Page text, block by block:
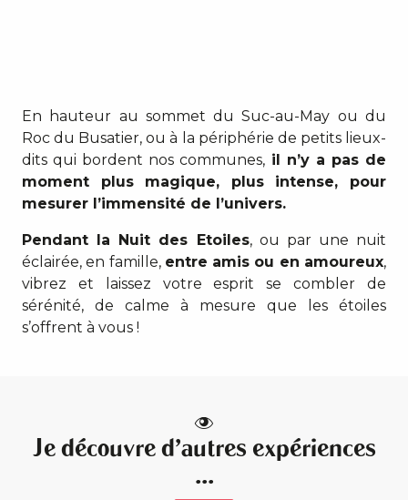
En hauteur au sommet du Suc-au-May ou du
Roc du Busatier, ou à la périphérie de petits lieux-
dits qui bordent nos communes, il n’y a pas de
moment plus magique, plus intense, pour
mesurer l’immensité de l’univers.
Pendant la Nuit des Etoiles, ou par une nuit
éclairée, en famille, entre amis ou en amoureux,
vibrez et laissez votre esprit se combler de
sérénité, de calme à mesure que les étoiles
s’offrent à vous !
Je découvre d'autres expériences
...